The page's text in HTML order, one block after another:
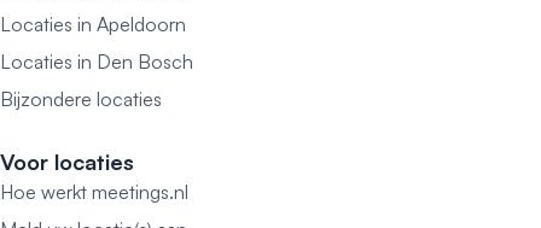
Locaties in Apeldoorn
Locaties in Den Bosch
Bijzondere locaties
Voor locaties
Hoe werkt meetings.nl